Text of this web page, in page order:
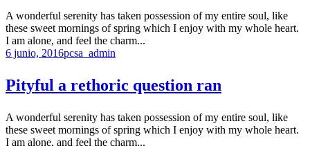
A wonderful serenity has taken possession of my entire soul, like
these sweet mornings of spring which I enjoy with my whole heart.
I am alone, and feel the charm...
6 junio, 2016pcsa_admin
Pityful a rethoric question ran
A wonderful serenity has taken possession of my entire soul, like
these sweet mornings of spring which I enjoy with my whole heart.
I am alone, and feel the charm...